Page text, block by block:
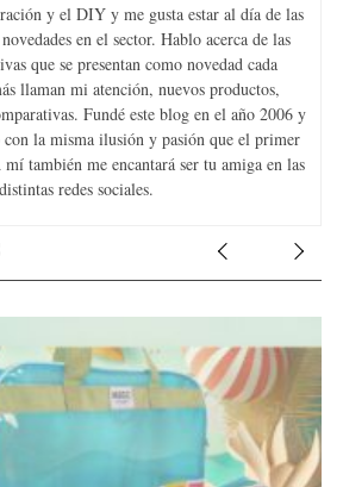
y el DIY y me gusta estar al día de las
en el sector. Hablo acerca de las
que se presentan como novedad cada
llaman mi atención, nuevos productos,
Fundé este blog en el año 2006 y
la misma ilusión y pasión que el primer
también me encantará ser tu amiga en las
distintas redes sociales.